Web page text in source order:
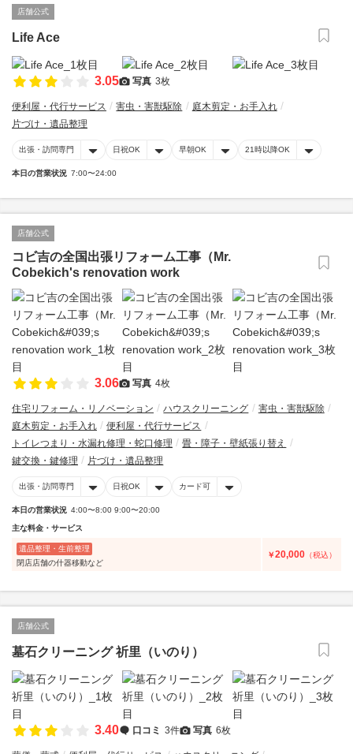
店舗公式
Life Ace
3.05 写真 3枚
便利屋・代行サービス 害虫・害獣駆除
庭木剪定・お手入れ
片づけ・遺品整理
出張・訪問専門 日祝OK 早朝OK 21時以降OK
本日の営業状況 7:00〜24:00
店舗公式
コビ吉の全国出張リフォーム工事（Mr.
Cobekich's renovation work
3.06 写真 4枚
住宅リフォーム・リノベーション ハウスクリーニング
害虫・害獣駆除
庭木剪定・お手入れ
便利屋・代行サービス
トイレつまり・水漏れ修理・蛇口修理
畳・障子・壁紙張り替え
鍵交換・鍵修理
片づけ・遺品整理
出張・訪問専門 日祝OK カード可
本日の営業状況 4:00〜8:00 9:00〜20:00
主な料金・サービス
遺品整理・生前整理
閉店店舗の什器移動など
￥20,000 （税込）
店舗公式
墓石クリーニング 祈里（いのり）
3.40 口コミ 3件 写真 6枚